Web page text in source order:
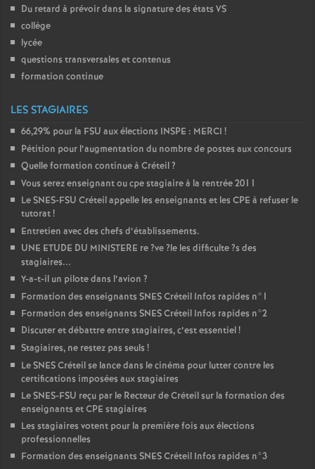
Du retard à prévoir dans la signature des états VS
collège
lycée
questions transversales et contenus
formation continue
LES STAGIAIRES
66,29% pour la FSU aux élections INSPE : MERCI !
Pétition pour l’augmentation du nombre de postes aux concours
Quelle formation continue à Créteil?
Vous serez enseignant ou cpe stagiaire à la rentrée 2011
LeSNES-FSU Créteil appelle les enseignants et les CPE à refuser le
tutorat!
Entretien avec des chefs d’établissements.
UNE ETUDE DU MINISTERE re?ve?le les difficulte?s des
stagiaires...
Y-a-t-il un pilote dans l’avion ?
Formation des enseignants SNESCréteil Infos rapides n°1
Formation des enseignants SNESCréteil Infos rapides n°2
Discuter et débattre entre stagiaires, c’est essentiel!
Stagiaires, ne restez pas seuls !
LeSNESCréteil se lance dans le cinéma pour lutter contre les
certifications imposées aux stagiaires
LeSNES-FSU reçu par le Recteur de Créteil sur la formation des
enseignants etCPE stagiaires
Les stagiaires votent pour la première fois aux élections
professionnelles
Formation des enseignants SNESCréteil Infos rapides n°3